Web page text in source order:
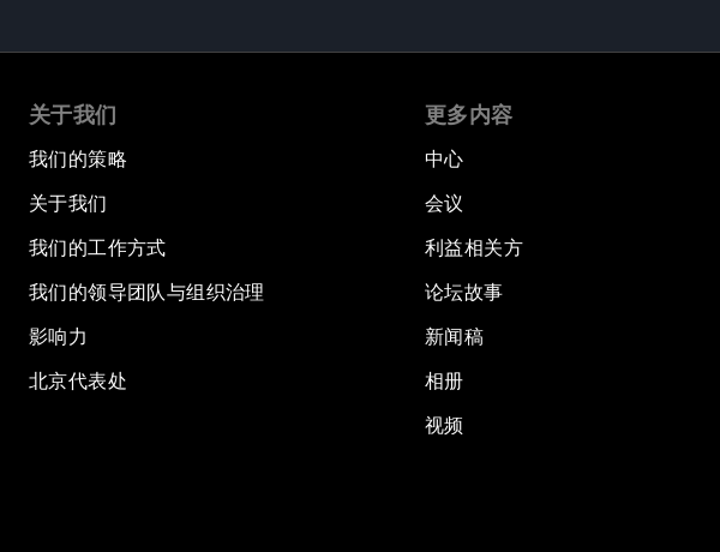
关于我们
我们的策略
关于我们
我们的工作方式
我们的领导团队与组织治理
影响力
北京代表处
更多内容
中心
会议
利益相关方
论坛故事
新闻稿
相册
视频